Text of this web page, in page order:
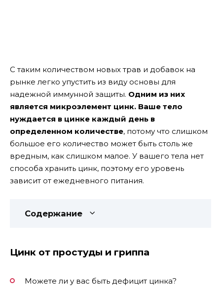
С таким количеством новых трав и добавок на
рынке легко упустить из виду основы для
надежной иммунной защиты. Одним из них
является микроэлемент цинк. Ваше тело
нуждается в цинке каждый день в
определенном количестве, потому что слишком
большое его количество может быть столь же
вредным, как слишком малое. У вашего тела нет
способа хранить цинк, поэтому его уровень
зависит от ежедневного питания.
Содержание
Цинк от простуды и гриппа
Можете ли у вас быть дефицит цинка?